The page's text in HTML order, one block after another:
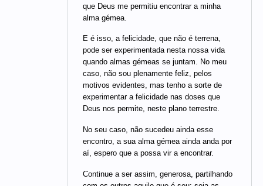
que Deus me permitiu encontrar a minha
alma gémea.
E é isso, a felicidade, que não é terrena,
pode ser experimentada nesta nossa vida
quando almas gémeas se juntam. No meu
caso, não sou plenamente feliz, pelos
motivos evidentes, mas tenho a sorte de
experimentar a felicidade nas doses que
Deus nos permite, neste plano terrestre.
No seu caso, não sucedeu ainda esse
encontro, a sua alma gémea ainda anda por
aí, espero que a possa vir a encontrar.
Continue a ser assim, generosa, partilhando